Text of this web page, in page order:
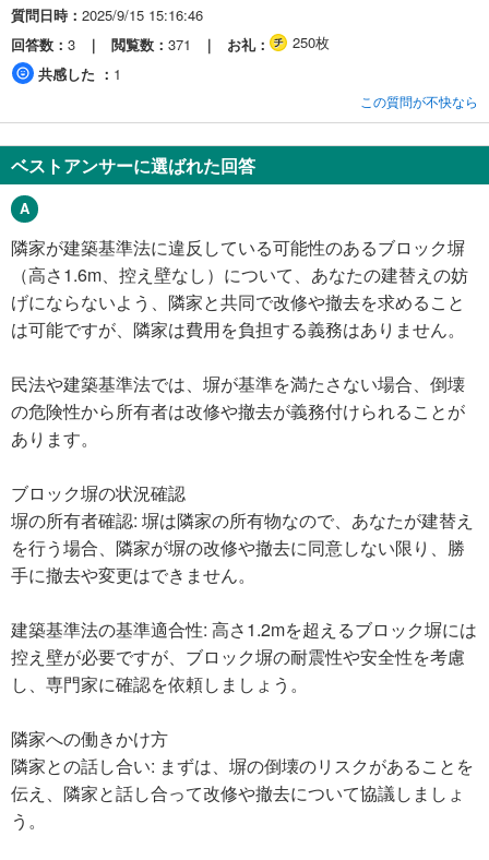
質問日時
2025/9/15 15:16:46
回答数
3 閲覧数 371 お礼
250枚
共感した
1
この質問が不快なら
ベストアンサーに選ばれた回答
隣家が建築基準法に違反している可能性のあるブロック塀
（高さ1.6m、控え壁なし）について、あなたの建替えの妨
げにならないよう、隣家と共同で改修や撤去を求めること
は可能ですが、隣家は費用を負担する義務はありません。
民法や建築基準法では、塀が基準を満たさない場合、倒壊
の危険性から所有者は改修や撤去が義務付けられることが
あります。
ブロック塀の状況確認
塀の所有者確認: 塀は隣家の所有物なので、あなたが建替え
を行う場合、隣家が塀の改修や撤去に同意しない限り、勝
手に撤去や変更はできません。
建築基準法の基準適合性: 高さ1.2mを超えるブロック塀には
控え壁が必要ですが、ブロック塀の耐震性や安全性を考慮
し、専門家に確認を依頼しましょう。
隣家への働きかけ方
隣家との話し合い: まずは、塀の倒壊のリスクがあることを
伝え、隣家と話し合って改修や撤去について協議しましょ
う。